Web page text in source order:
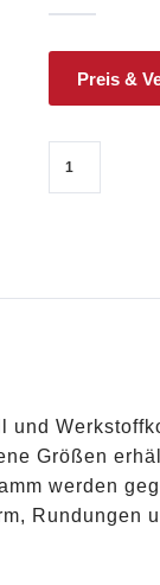
Preis &
500g
Größen
werden